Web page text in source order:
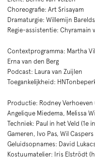
Choreografie: Art Srisayam
Dramaturgie: Willemijn
Regie-assistentie: Chyramain
Contextprogramma: Martha
Erna van den Berg
Podcast: Laura van Zuijlen
Toegankelijkheid:
Productie: Rodney
Angelique Miedema, Melissa
Techniek: Paul in het Veld (1e
Gameren, Ivo Pas, Wil Caspers
Geluidsopnames: David
Kostuumatelier: Iris Elströdt